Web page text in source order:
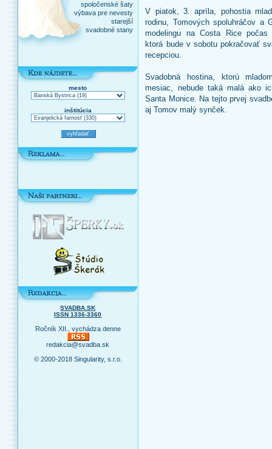
spoločenské šaty
výbava pre nevesty
starejší
svadobné stany
mesto
inštitúcia
SVADBA.SK
ISSN 1336-3360
Ročník XII., vychádza denne
redakcia@svadba.sk
© 2000-2018 Singularity, s.r.o.
V piatok, 3. apríla, pohostia
rodinu, Tomových spoluhráčov a
modelingu na Costa Rice počas
ktorá bude v sobotu pokračovať
recepciou.
Svadobná hostina, ktorú
mesiac, nebude taká malá ako
Santa Monice. Na tejto prvej
aj Tomov malý synček.